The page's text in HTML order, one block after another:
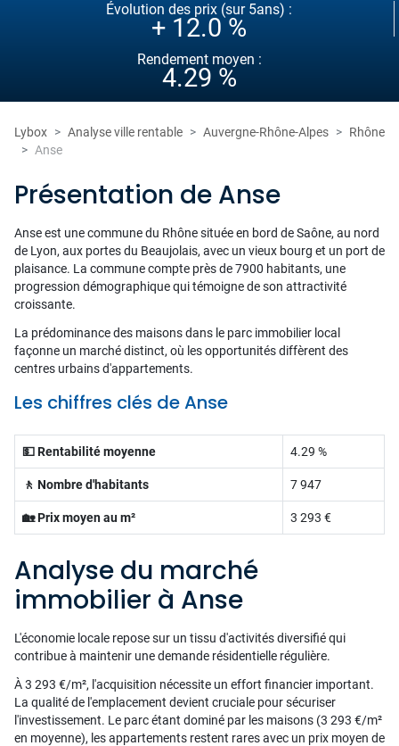
Évolution des prix (sur 5ans) :
+ 12.0 %
Rendement moyen :
4.29 %
Lybox Analyse ville rentable Auvergne-Rhône-Alpes
Rhône
Anse
Présentation de Anse
Anse est une commune du Rhône située en bord de Saône, au nord
de Lyon, aux portes du Beaujolais, avec un vieux bourg et un port de
plaisance. La commune compte près de 7900 habitants, une
progression démographique qui témoigne de son attractivité
croissante.
La prédominance des maisons dans le parc immobilier local
façonne un marché distinct, où les opportunités diffèrent des
centres urbains d'appartements.
Les chiffres clés de Anse
💵 Rentabilité moyenne 4.29 %
🚶 Nombre d'habitants 7 947
🏡 Prix moyen au m² 3 293 €
Analyse du marché
immobilier à Anse
L'économie locale repose sur un tissu d'activités diversifié qui
contribue à maintenir une demande résidentielle régulière.
À 3 293 €/m², l'acquisition nécessite un effort financier important.
La qualité de l'emplacement devient cruciale pour sécuriser
l'investissement. Le parc étant dominé par les maisons (3 293 €/m²
en moyenne), les appartements restent rares avec un prix moyen de